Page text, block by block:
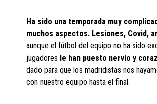
Ha sido una temporada muy
muchos aspectos. Lesiones, Covid,
aunque el fútbol del equipo no ha sido
jugadores le han puesto nervio y
dado para que los madridistas nos
con nuestro equipo hasta el final.